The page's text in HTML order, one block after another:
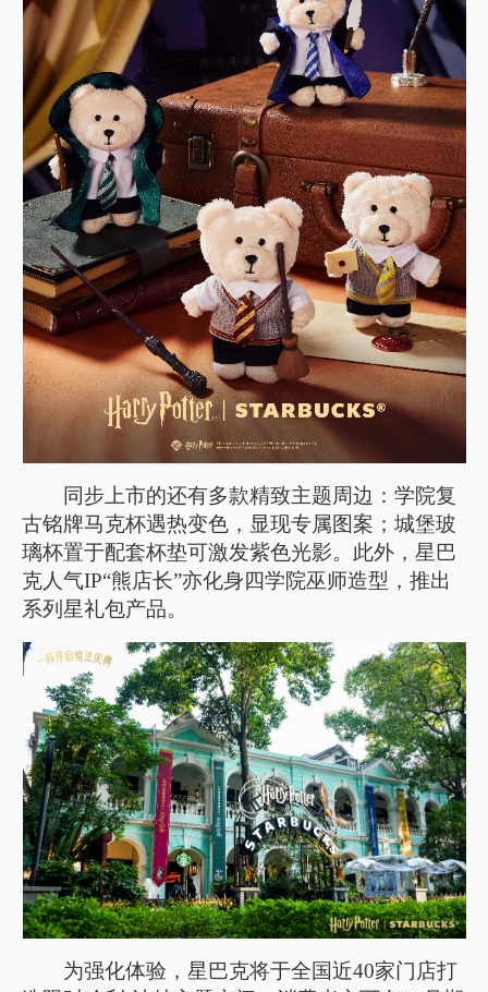
同步上市的还有多款精致主题周边：学院复
古铭牌马克杯遇热变色，显现专属图案；城堡玻
璃杯置于配套杯垫可激发紫色光影。此外，星巴
克人气IP“熊店长”亦化身四学院巫师造型，推出
系列星礼包产品。
为强化体验，星巴克将于全国近40家门店打